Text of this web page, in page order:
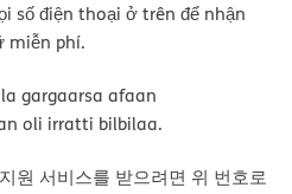
số điện thoại ở trên để nhận
miễn phí.
gargaarsa afaan
oli irratti bilbilaa.
원 서비스를 받으려면 위 번호로